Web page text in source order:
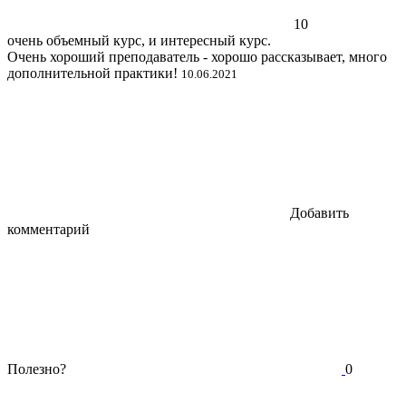
10
очень объемный курс, и интересный курс.
Очень хороший преподаватель - хорошо рассказывает, много
дополнительной практики! 10.06.2021
Добавить
комментарий
Полезно? 0